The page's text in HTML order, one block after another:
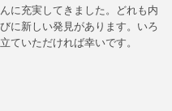
に充実してきました。どれも内
に新しい発見があります。いろ
ていただければ幸いです。